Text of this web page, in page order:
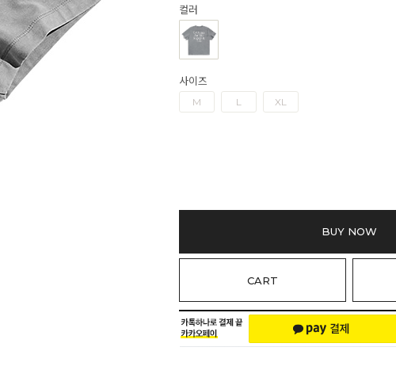
컬러
사이즈
M L XL
BUY NOW
CART